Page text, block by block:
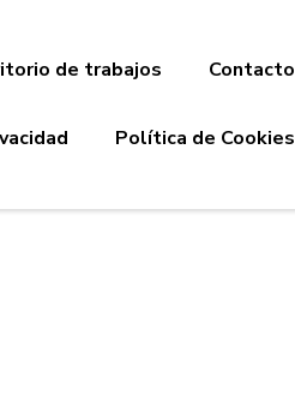
de trabajos Contacto
Política de Cookies